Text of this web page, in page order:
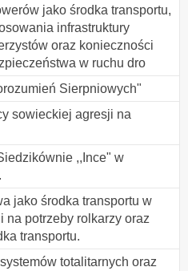
jako środka transportu,
infrastruktury
oraz konieczności
w ruchu dro
Sierpniowych"
sowieckiej agresji na
,,Ince" w
jako środka transportu w
na potrzeby rolkarzy oraz
transportu.
totalitarnych oraz